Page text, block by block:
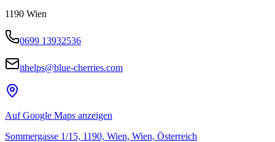
1190 Wien
0699 13932536
ithelps@blue-cherries.com
Auf Google Maps anzeigen
Sommergasse 1/15, 1190, Wien, Wien, Österreich